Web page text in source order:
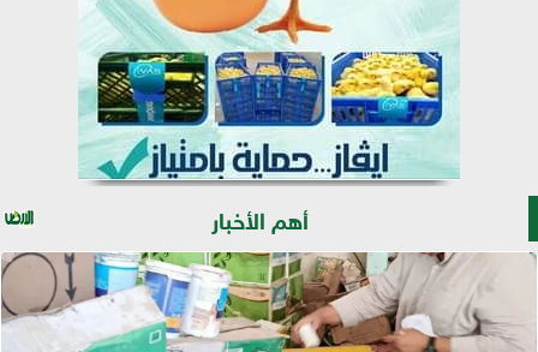
أهم الأخبار